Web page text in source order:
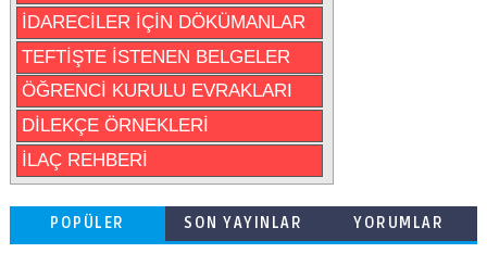
İDARECİLER İÇİN DÖKÜMANLAR
TEFTİŞTE İSTENEN BELGELER
ÖĞRENCİ KURULU EVRAKLARI
DİLEKÇE ÖRNEKLERİ
İLAÇ REHBERİ
POPÜLER SON YAYINLAR YORUMLAR